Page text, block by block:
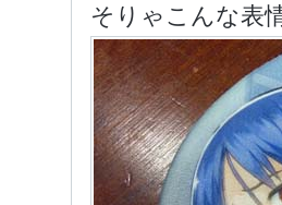
そりゃこんな表